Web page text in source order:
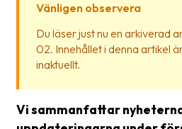
är
Fraktjakt?
Hjälp?
Vanliga
Vänligen observera
Du läser just nu en arkiverad
02. Innehållet i denna artikel
inaktuellt.
Vi sammanfattar